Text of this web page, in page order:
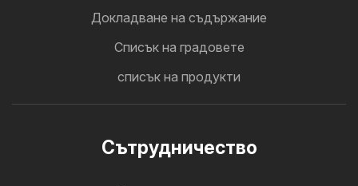
Докладване на съдържание
Cписък на градовете
списък на продукти
Cътрудничество